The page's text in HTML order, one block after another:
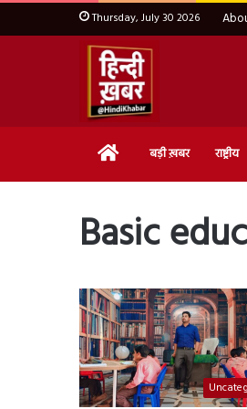
Thursday, July 30 2026
Home बड़ी ख़बर राष्ट्रीय
Basic